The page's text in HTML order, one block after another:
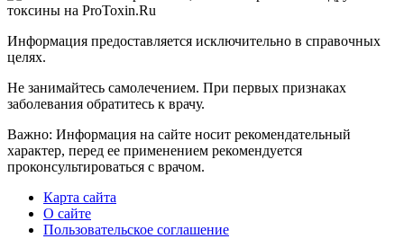
Информация предоставляется исключительно в справочных
целях.
Не занимайтесь самолечением. При первых признаках
заболевания обратитесь к врачу.
Важно: Информация на сайте носит рекомендательный
характер, перед ее применением рекомендуется
проконсультироваться с врачом.
Карта сайта
О сайте
Пользовательское соглашение